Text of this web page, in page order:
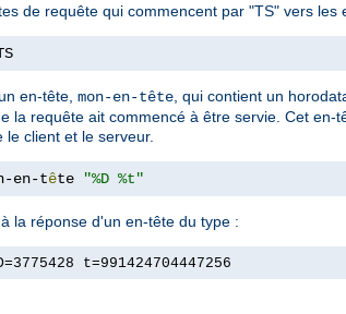
de requête qui commencent par "TS" vers les
en-tête, mon-en-tête , qui contient un
la requête ait commencé à être servie. Cet
client et le serveur.
en-tête "%D %t"
la réponse d'un en-tête du type :
t=991424704447256